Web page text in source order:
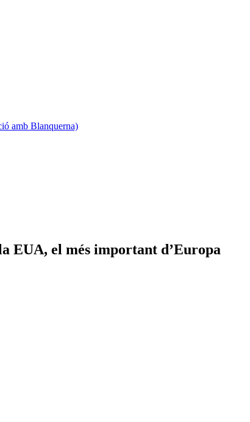
amb Blanquerna)
EUA, el més important d’Europa